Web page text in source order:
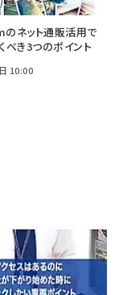
ネット通販活用で
べき3つのポイント
10:00